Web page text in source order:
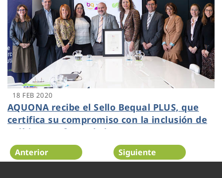
18 FEB 2020
AQUONA recibe el Sello Bequal PLUS, que
certifica su compromiso con la inclusión de
políticas en favor de las personas con
discapacidad
Anterior Siguiente